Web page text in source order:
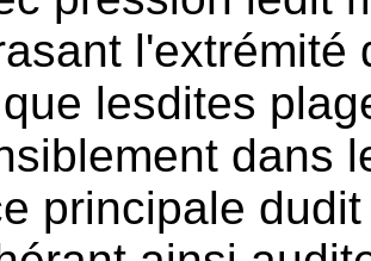
l'extrémité
lesdites
dans
principale